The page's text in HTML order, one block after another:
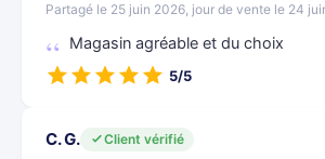
Partagé le 25 juin 2026, jour de vente le 24
Magasin agréable et du choix
5/5
C. G.
Client vérifié